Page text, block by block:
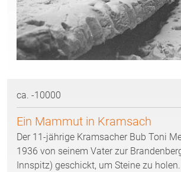
ca. -10000
Ein Mammut in Kramsach
Der 11-jährige Kramsacher Bub Toni
1936 von seinem Vater zur
Innspitz) geschickt, um Steine zu